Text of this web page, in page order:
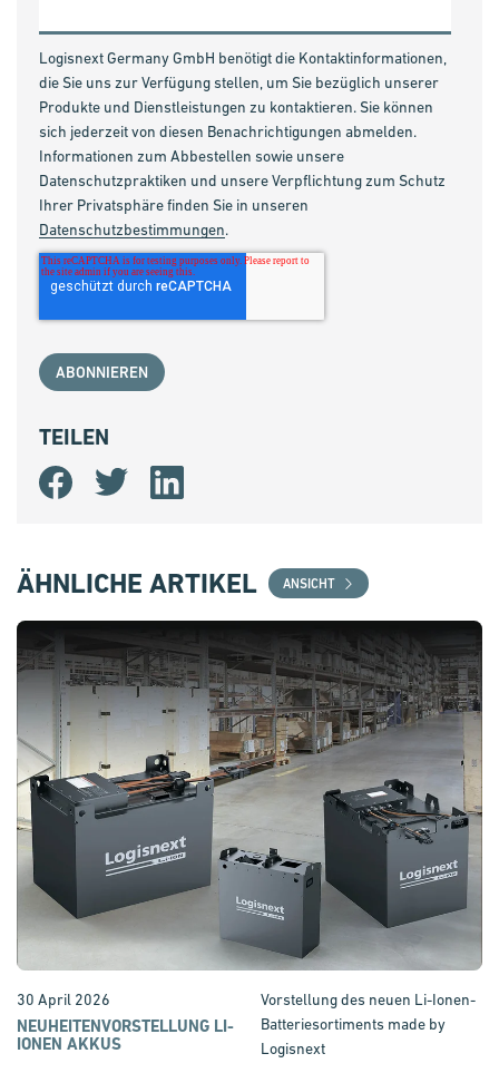
Logisnext Germany GmbH benötigt die Kontaktinformationen,
die Sie uns zur Verfügung stellen, um Sie bezüglich unserer
Produkte und Dienstleistungen zu kontaktieren. Sie können
sich jederzeit von diesen Benachrichtigungen abmelden.
Informationen zum Abbestellen sowie unsere
Datenschutzpraktiken und unsere Verpflichtung zum Schutz
Ihrer Privatsphäre finden Sie in unseren
Datenschutzbestimmungen.
TEILEN
Share
on
Facebook
Share
on
Twitter
Share
on
LinkedIn
ÄHNLICHE ARTIKEL ANSICHT
30 April 2026
NEUHEITENVORSTELLUNG LI-
IONEN AKKUS
Vorstellung des neuen Li-Ionen-
Batteriesortiments made by
Logisnext